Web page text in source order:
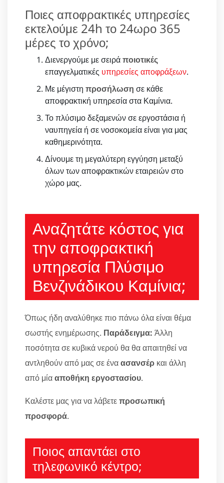
Ποιες αποφρακτικές υπηρεσίες
εκτελούμε 24h το 24ωρο 365
μέρες το χρόνο;
Διενεργούμε με σειράποιοτικές
επαγγελματικές υπηρεσίες αποφράξεων.
Με μέγιστη προσήλωση σε κάθε
αποφρακτική υπηρεσία στα Καμίνια.
Το πλύσιμο δεξαμενών σε εργοστάσια ή
ναυπηγεία ή σε νοσοκομεία είναι για μας
καθημερινότητα.
Δίνουμε τη μεγαλύτερη εγγύηση μεταξύ
όλων των αποφρακτικών εταιρειών στο
χώρο μας.
Αναζητάτε κόστος για
την αποφρακτική
υπηρεσία Πλύσιμο
Βενζινάδικου Καμίνια;
Όπως ήδη αναλύθηκε πιο πάνω όλα είναι θέμα
σωστής ενημέρωσης. Παράδειγμα: Άλλη
ποσότητα σε κυβικά νερού θα θα απαιτηθεί να
αντληθούν από μας σε έναασανσέρ και άλλη
από μίααποθήκη εργοστασίου.
Καλέστε μας για να λάβετεπροσωπική
προσφορά.
Ποιος απαντάει στο
τηλεφωνικό κέντρο;